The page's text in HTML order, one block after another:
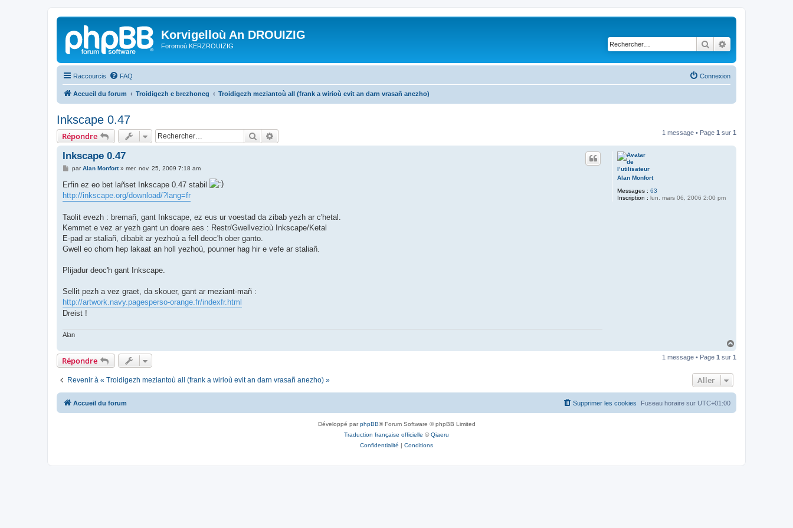
Korvigelloù An DROUIZIG
Foromoù KERZROUIZIG Rechercher
Raccourcis FAQ Connexion
Accueil du forum Troidigezh e brezhoneg Troidigezh meziantoù all (frank a wirioù evit an darn vrasañ anezho)
Inkscape 0.47
Répondre Rechercher 1 message • Page 1 sur 1
Alan Monfort
Messages : 63
Inscription : lun. mars 06, 2006 2:00 pm
Inkscape 0.47
M
s
s
a
g
parAlan Monfort» mer. nov. 25, 2009 7:18 am
Erfin ez eo bet lañset Inkscape 0.47 stabil
http://inkscape.org/download/?lang=fr
Taolit evezh : bremañ, gant Inkscape, ez eus ur voestad da zibab yezh ar c'hetal.
Kemmet e vez ar yezh gant un doare aes : Restr/Gwellvezioù Inkscape/Ketal
E-pad ar staliañ, dibabit ar yezhoù a fell deoc'h ober ganto.
Gwell eo chom hep lakaat an holl yezhoù, pounner hag hir e vefe ar staliañ.
Plijadur deoc'h gant Inkscape.
Sellit pezh a vez graet, da skouer, gant ar meziant-mañ :
http://artwork.navy.pagesperso-orange.fr/indexfr.html
Dreist !
Alan
u
Répondre 1 message • Page 1 sur 1
Revenir à « Troidigezh meziantoù all (frank a wirioù evit an darn vrasañ anezho) » Aller
Accueil du forum Fuseau horaire sur UTC+01:00
Supprimer les cookies
Développé parphpBB® Forum Software © phpBB Limited
Traduction française officielle ©Qiaeru
Confidentialité | Conditions